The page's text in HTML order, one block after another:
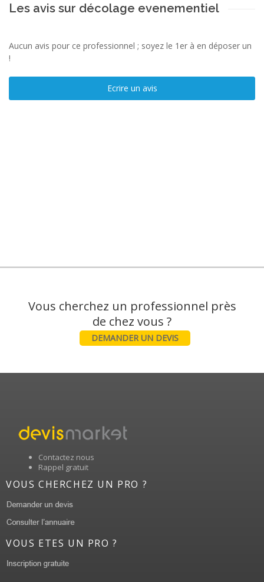
Les avis sur décolage evenementiel
Aucun avis pour ce professionnel ; soyez le 1er à en déposer un
!
Ecrire un avis
Vous cherchez un professionnel près
DEMANDER UN DEVIS
Contactez nous
Rappel gratuit
VOUS CHERCHEZ UN PRO ?
VOUS ETES UN PRO ?